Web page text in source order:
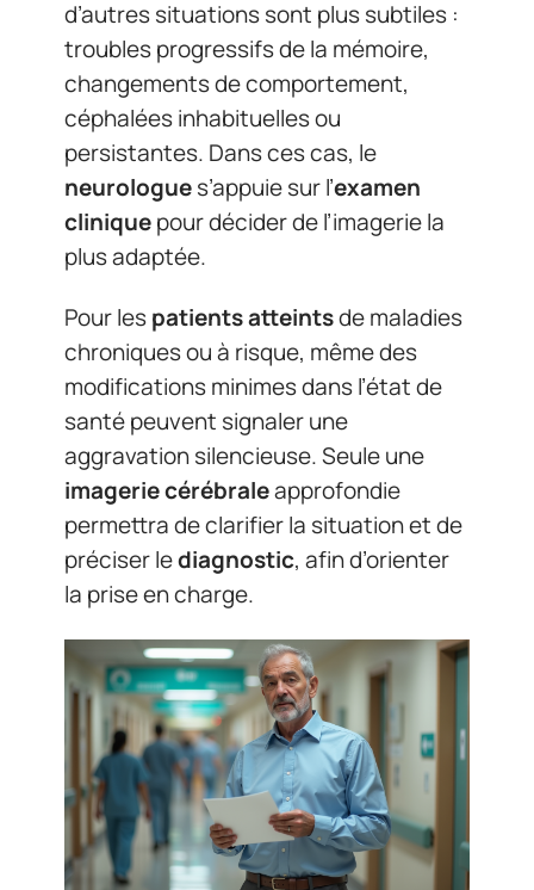
d’autres situations sont plus subtiles :
troubles progressifs de la mémoire,
changements de comportement,
céphalées inhabituelles ou
persistantes. Dans ces cas, le
neurologues’appuie sur l’examen
cliniquepour décider de l’imagerie la
plus adaptée.
Pour lespatients atteintsde maladies
chroniques ou à risque, même des
modifications minimes dans l’état de
santé peuvent signaler une
aggravation silencieuse. Seule une
imagerie cérébraleapprofondie
permettra de clarifier la situation et de
préciser lediagnostic, afin d’orienter
la prise en charge.